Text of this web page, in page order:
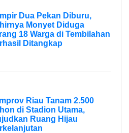
Dua Pekan Diburu,
Monyet Diduga
18 Warga di Tembilahan
Ditangkap
Riau Tanam 2.500
di Stadion Utama,
Ruang Hijau